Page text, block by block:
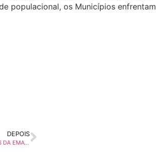
populacional, os Municípios enfrentam
DEPOIS
DOBRA NÚMERO DE PROFISSIONAIS DA EMATER EM TAMARANA